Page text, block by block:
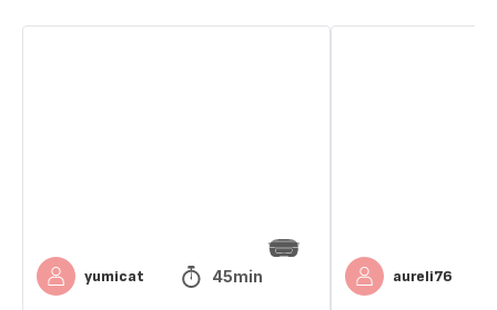
yumicat 45min aureli76